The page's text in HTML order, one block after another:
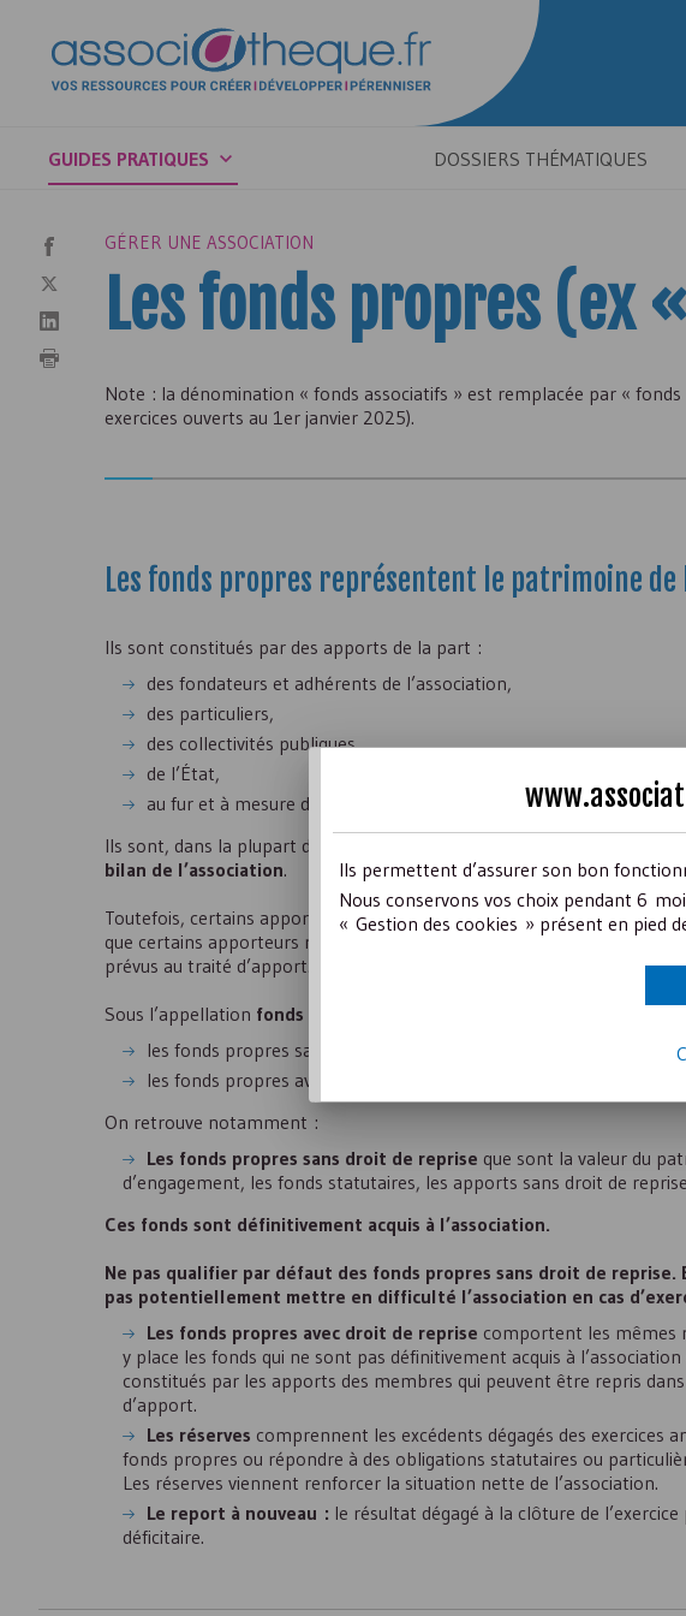
GUIDES PRATIQUES DOSSIERS THÉMATIQUES
GÉRER UNE ASSOCIATION
Les fonds propres (ex
Note : la dénomination « fonds associatifs » est remplacée par «
exercices ouverts au 1er janvier 2025).
Les fonds propres représentent le patrimoine de
Ils sont constitués par des apports de la part :
des fondateurs et adhérents de l’association,
des particuliers,
des collectivités publiques,
de l’État,
au fur et à mesure de la vie de l’association par les résultats de
Ils sont, dans la plupart des cas, stables et permettent de constituer
bilan de l’association.
Toutefois, certains apporteurs peuvent exprimer un droit de reprise
que certains apporteurs reprennent leurs apports au moment de la
prévus au traité d’apport.
Sous l’appellation fonds propres (ex-« fonds associatifs »)
se
les fonds propres sans droit de reprise ;
les fonds propres avec droit de reprise.
On retrouve notamment :
Les fonds propres sans droit de reprise que sont la valeur du
d’engagement, les fonds statutaires, les apports sans droit de
Ces fonds sont définitivement acquis à l’association.
Ne pas qualifier par défaut des fonds propres sans droit de
pas potentiellement mettre en difficulté l’association en cas
Les fonds propres avec droit de reprise comportent les mêmes
y place les fonds qui ne sont pas définitivement acquis à
constitués par les apports des membres qui peuvent être repris
d’apport.
Les réserves comprennent les excédents dégagés des exercices
fonds propres ou répondre à des obligations statutaires ou
Les réserves viennent renforcer la situation nette de l’association.
Le report à nouveau : le résultat dégagé à la clôture de
déficitaire.
Ils permettent d’assurer son bon
Nous conservons vos choix pendant 6
« Gestion des cookies » présent en pied